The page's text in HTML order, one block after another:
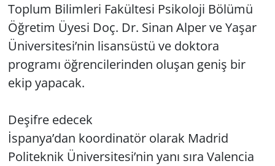
Toplum Bilimleri Fakültesi Psikoloji Bölümü
Öğretim Üyesi Doç. Dr. Sinan Alper ve Yaşar
Üniversitesi’nin lisansüstü ve doktora
programı öğrencilerinden oluşan geniş bir
ekip yapacak.
Deşifre edecek
İspanya’dan koordinatör olarak Madrid
Politeknik Üniversitesi’nin yanı sıra Valencia